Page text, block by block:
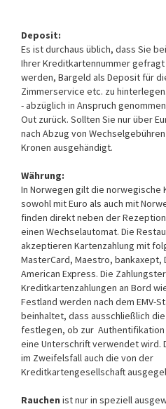
Deposit:
Es ist durchaus üblich, dass Sie
Ihrer Kreditkartennummer
werden, Bargeld als Deposit für
Zimmerservice etc. zu
- abzüglich in Anspruch
Out zurück. Sollten Sie nur über
nach Abzug von
Kronen ausgehändigt.
Währung:
In Norwegen gilt die norwegische
sowohl mit Euro als auch mit
finden direkt neben der
einen Wechselautomat. Die
akzeptieren Kartenzahlung mit
MasterCard, Maestro, bankaxept,
American Express. Die
Kreditkartenzahlungen an Bord
Festland werden nach dem EMV-
beinhaltet, dass ausschließlich
festlegen, ob zur Authentifikation
eine Unterschrift verwendet wird.
im Zweifelsfall auch die von der
Kreditkartengesellschaft
Rauchen ist nur in speziell